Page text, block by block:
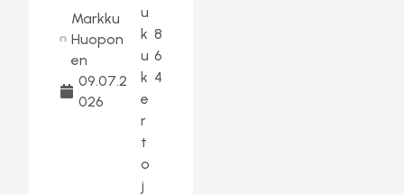
Markku
Huopon
en
09.07.2
026
u
k
u
k
e
r
t
o
j
8
6
4